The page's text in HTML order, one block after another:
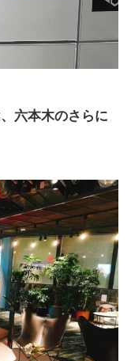
六本木のさらに